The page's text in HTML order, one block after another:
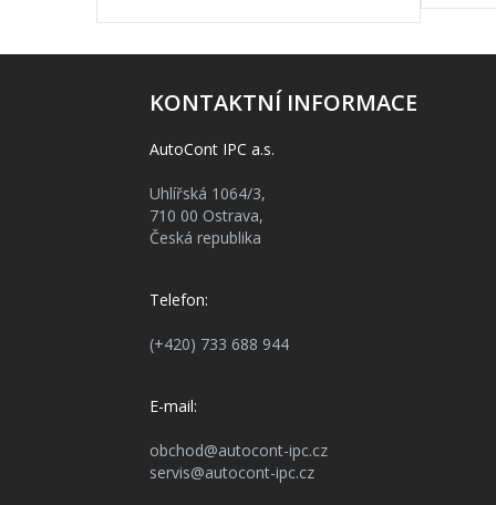
KONTAKTNÍ INFORMACE
AutoCont IPC a.s.
Uhlířská 1064/3,
710 00 Ostrava,
Česká republika
Telefon:
(+420) 733 688 944
E-mail:
obchod@autocont-ipc.cz
servis@autocont-ipc.cz